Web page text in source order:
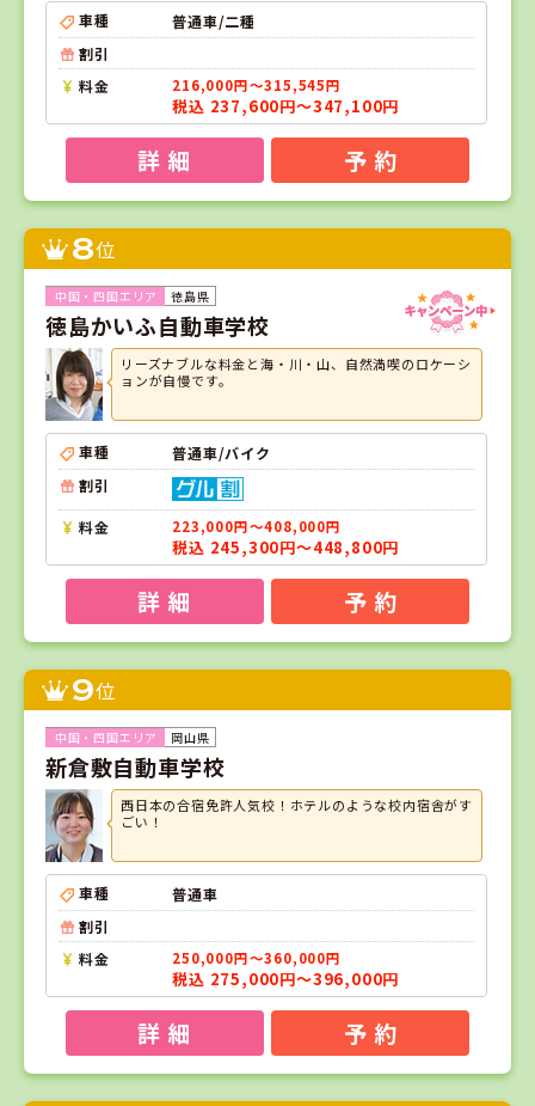
車種
普通車/二種
割引
料金
216,000円～315,545円
税込 237,600円～347,100円
詳 細 予 約
8位
徳島県
徳島かいふ自動車学校
リーズナブルな料金と海・川・山、自然満喫のロケーシ
ョンが自慢です。
車種
普通車/バイク
割引
料金 223,000円～408,000円
税込 245,300円～448,800円
詳 細 予 約
9位
岡山県
新倉敷自動車学校
西日本の合宿免許人気校！ホテルのような校内宿舎がす
ごい！
車種
普通車
割引
料金
250,000円～360,000円
税込 275,000円～396,000円
詳 細 予 約